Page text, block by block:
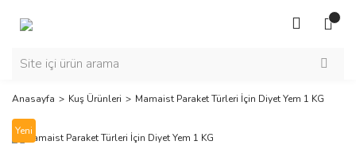
Anasayfa Kuş Ürünleri Mamaist Paraket Türleri İçin Diyet Yem 1 KG
Yeni